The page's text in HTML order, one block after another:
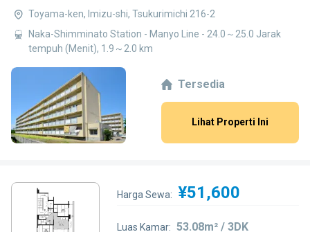
Toyama-ken, Imizu-shi, Tsukurimichi 216-2
Naka-Shimminato Station - Manyo Line - 24.0～25.0 Jarak
tempuh (Menit), 1.9～2.0 km
Tersedia
Lihat Properti Ini
Harga Sewa: ¥51,600
Luas Kamar: 53.08m² / 3DK